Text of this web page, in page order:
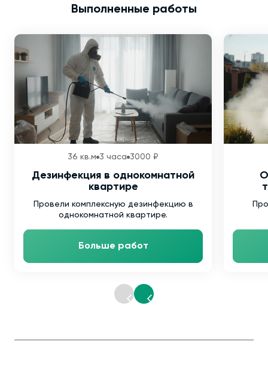
Выполненные работы
36 кв.м 3 часа 3000 ₽
Дезинфекция в однокомнатной
квартире
Провели комплексную дезинфекцию в
однокомнатной квартире.
Больше работ